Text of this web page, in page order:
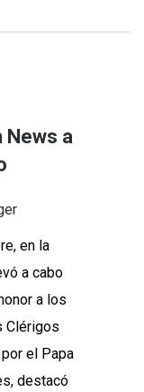
News a
en la
a cabo
a los
Clérigos
el Papa
destacó